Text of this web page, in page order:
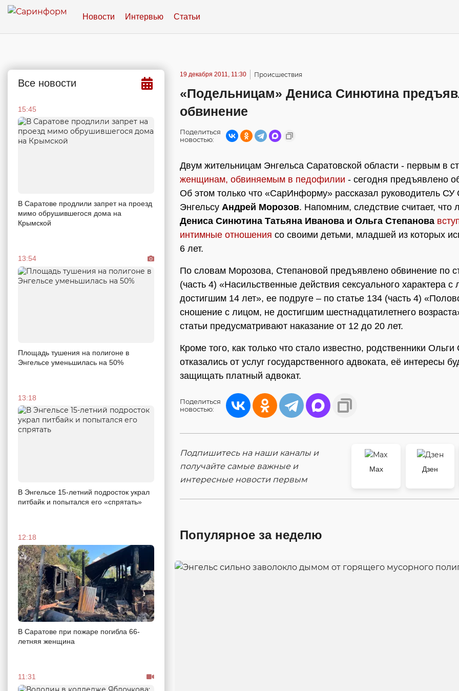
Новости Интервью Статьи
Все новости
15:45
В Саратове продлили запрет на проезд
мимо обрушившегося дома на
Крымской
13:54
Площадь тушения на полигоне в
Энгельсе уменьшилась на 50%
13:18
В Энгельсе 15-летний подросток украл
питбайк и попытался его «спрятать»
12:18
В Саратове при пожаре погибла 66-
летняя женщина
11:31
19 декабря 2011, 11:30 Происшествия
«Подельницам» Дениса Синютина
обвинение
Поделиться
новостью:
Двум жительницам Энгельса Саратовской области - первым в
женщинам, обвиняемым в педофилии - сегодня предъявлено
Об этом только что «СарИнформу» рассказал руководитель СУ
Энгельсу Андрей Морозов. Напомним, следствие считает, что
Дениса Синютина Татьяна Иванова и Ольга Степанова
интимные отношения со своими детьми, младшей из которых
6 лет.
По словам Морозова, Степановой предъявлено обвинение по
(часть 4) «Насильственные действия сексуального характера с
достигшим 14 лет», ее подруге – по статье 134 (часть 4)
сношение с лицом, не достигшим шестнадцатилетнего
статьи предусматривают наказание от 12 до 20 лет.
Кроме того, как только что стало известно, родственники
отказались от услуг государственного адвоката, её интересы
защищать платный адвокат.
Поделиться
новостью:
Подпишитесь на наши каналы и
получайте самые важные и
интересные новости первым
Max
Дзен
Популярное за неделю